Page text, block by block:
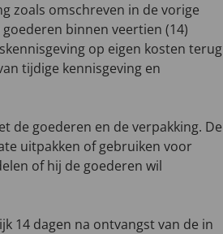
zoals omschreven in de vorige
binnen veertien (14)
op eigen kosten terug
tijdige kennisgeving en
de goederen en de verpakking. De
uitpakken of gebruiken voor
of hij de goederen wil
14 dagen na ontvangst van de in